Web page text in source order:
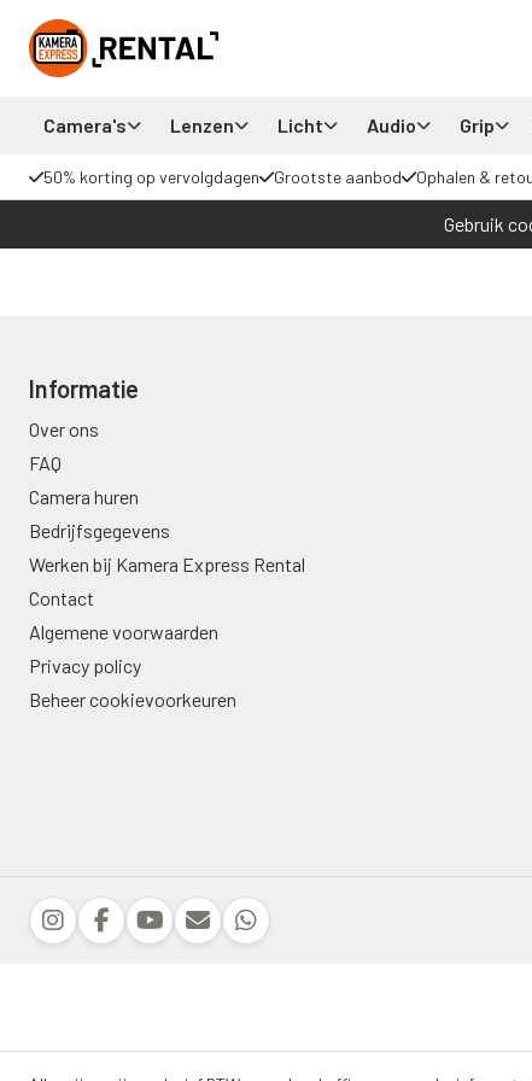
Camera's Lenzen Licht Audio Grip
50% korting op vervolgdagen Grootste aanbod Ophalen &
Gebruik
Informatie
Over ons
FAQ
Camera huren
Bedrijfsgegevens
Werken bij Kamera Express Rental
Contact
Algemene voorwaarden
Privacy policy
Beheer cookievoorkeuren